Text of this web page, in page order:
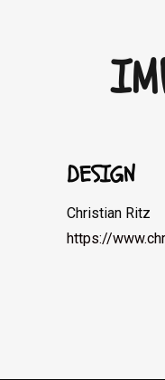
DESIGN
Christian Ritz
https://